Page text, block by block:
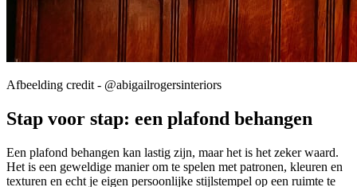
Afbeelding credit - @abigailrogersinteriors
Stap voor stap: een plafond behangen
Een plafond behangen kan lastig zijn, maar het is het zeker waard.
Het is een geweldige manier om te spelen met patronen, kleuren en
texturen en echt je eigen persoonlijke stijlstempel op een ruimte te